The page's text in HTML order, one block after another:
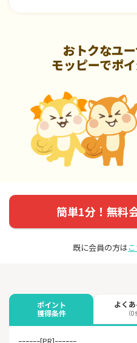
おトクなユ
モッピーでポ
簡単1分！無料
既に会員の方は
ポイント
獲得条件
よく
（0
ｰｰｰｰｰｰ[PR]ｰｰｰｰｰｰ